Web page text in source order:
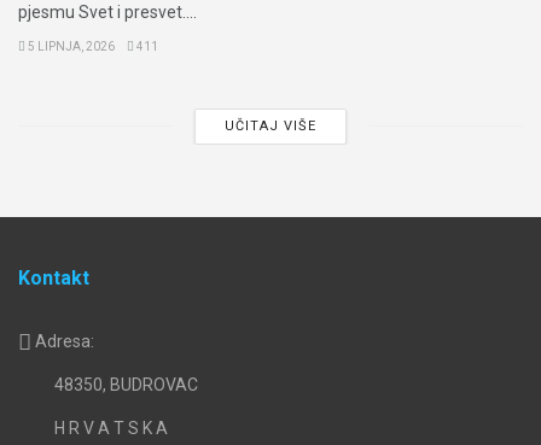
pjesmu Svet i presvet....
5 LIPNJA, 2026 411
UČITAJ VIŠE
Kontakt
Adresa:
48350, BUDROVAC
H R V A T S K A